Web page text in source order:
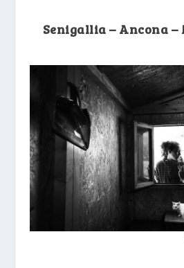
Senigallia – Ancona –